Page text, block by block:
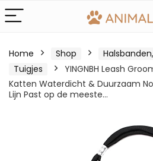
Home Shop
Tuigjes
YINGNBH Leash
Katten Waterdicht & Duurzaam
Lijn Past op de meeste…